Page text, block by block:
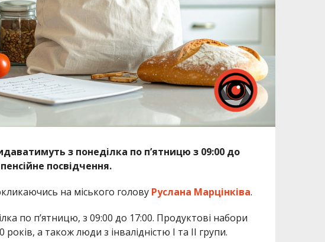
з понеділка по п’ятницю з 09:00 до
посвідчення.
на міського голову Руслана Марцінківа.
по п’ятницю, з 09:00 до 17:00. Продуктові набори
а також люди з інвалідністю І та ІІ групи.